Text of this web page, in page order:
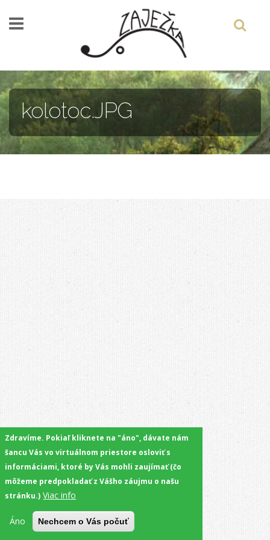
kolotoc.JPG
Zdravíme. Pokiaľ kliknete na "áno", dávate nám
šancu Vás vo virtuálnom priestore osloviť s
informáciami, ktoré by Vás mohli zaujímať (čo
môžeme predpokladať z Vášho záujmu o našu
stránku.) Viac info
Áno Nechcem o Vás počuť